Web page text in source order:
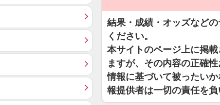
結果・成績・オッズなど
ください。
本サイトのページ上に掲
ますが、その内容の正確
情報に基づいて被ったい
報提供者は一切の責任を負